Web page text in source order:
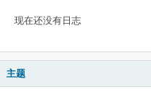
现在还没有日志
主题